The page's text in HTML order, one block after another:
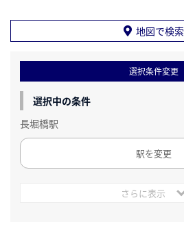
地図で検索
選択条件変更
選択中の条件
長堀橋駅
駅を変更
さらに表示